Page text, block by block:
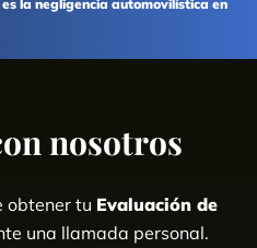
es la negligencia automovilística en
nosotros
obtener tu Evaluación de
una llamada personal.